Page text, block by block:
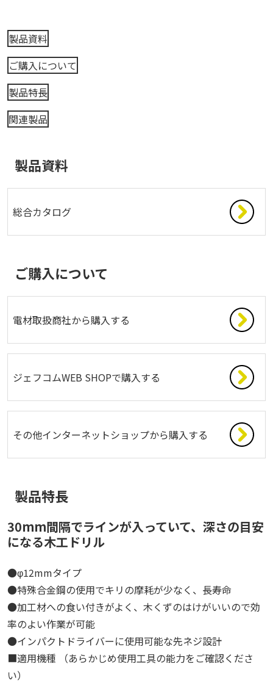
製品資料
ご購入について
製品特長
関連製品
製品資料
総合カタログ
ご購入について
電材取扱商社から購入する
ジェフコムWEB SHOPで購入する
その他インターネットショップから購入する
製品特長
30mm間隔でラインが入っていて、深さの目安
になる木工ドリル
●φ12mmタイプ
●特殊合金鋼の使用でキリの摩耗が少なく、長寿命
●加工材への食い付きがよく、木くずのはけがいいので効
率のよい作業が可能
●インパクトドライバーに使用可能な先ネジ設計
■適用機種 （あらかじめ使用工具の能力をご確認くださ
い）